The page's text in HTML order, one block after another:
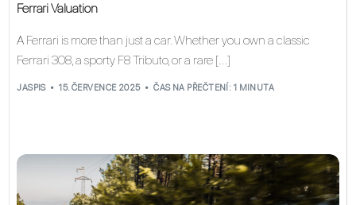
Ferrari Valuation
A Ferrari is more than just a car. Whether you own a classic
Ferrari 308, a sporty F8 Tributo, or a rare […]
JASPIS 15. ČERVENCE 2025 ČAS NA PŘEČTENÍ: 1 MINUTA